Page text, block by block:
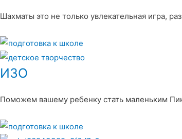
Шахматы это не только увлекательная игра,
ИЗО
Поможем вашему ребенку стать маленьким